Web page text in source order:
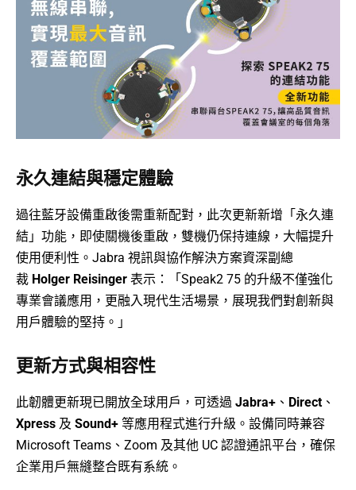
永久連結與穩定體驗
過往藍牙設備重啟後需重新配對，此次更新新增「永久連
結」功能，即使關機後重啟，雙機仍保持連線，大幅提升
使用便利性。Jabra 視訊與協作解決方案資深副總
裁 Holger Reisinger 表示：「Speak2 75 的升級不僅強化
專業會議應用，更融入現代生活場景，展現我們對創新與
用戶體驗的堅持。」
更新方式與相容性
此韌體更新現已開放全球用戶，可透過 Jabra+ 、 Direct、
Xpress 及 Sound+ 等應用程式進行升級。設備同時兼容
Microsoft Teams、Zoom 及其他 UC 認證通訊平台，確保
企業用戶無縫整合既有系統。